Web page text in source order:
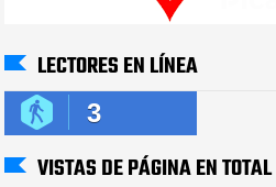
LECTORES EN LÍNEA
3
VISTAS DE PÁGINA EN TOTAL